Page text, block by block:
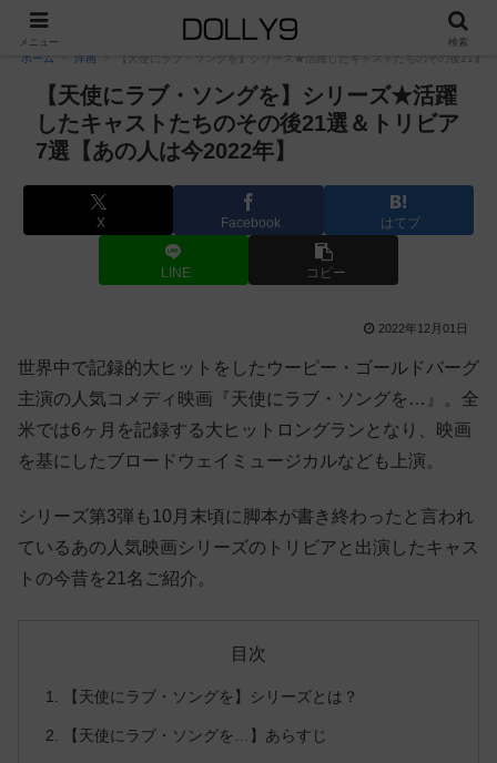
PR
ホーム 洋画 【天使にラブ・ソングを】シリーズ★活躍したキャストたちのその後21選
【天使にラブ・ソングを】シリーズ★活躍
したキャストたちのその後21選＆トリビア
7選【あの人は今2022年】
X Facebook はてブ
LINE コピー
2022年12月01日
世界中で記録的大ヒットをしたウーピー・ゴールドバーグ
主演の人気コメディ映画『天使にラブ・ソングを…』。全
米では6ヶ月を記録する大ヒットロングランとなり、映画
を基にしたブロードウェイミュージカルなども上演。
シリーズ第3弾も10月末頃に脚本が書き終わったと言われ
ているあの人気映画シリーズのトリビアと出演したキャス
トの今昔を21名ご紹介。
目次
【天使にラブ・ソングを】シリーズとは？
【天使にラブ・ソングを…】あらすじ
メニュー 検索